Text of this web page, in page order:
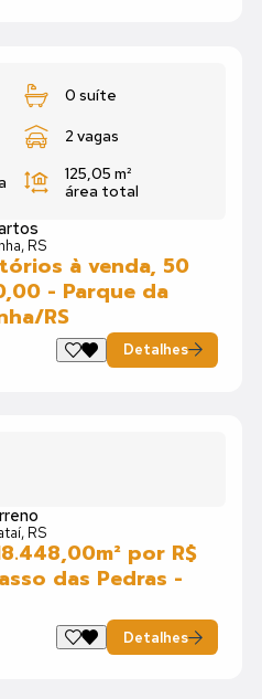
0 suíte
2 vagas
125,05 m²
área total
RS
à venda, 50
- Parque da
RS
Detalhes
RS
por R$
das Pedras -
Detalhes